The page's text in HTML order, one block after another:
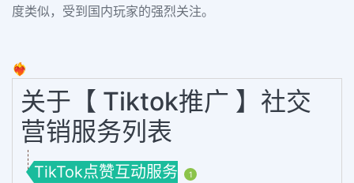
度类似，受到国内玩家的强烈关注。
❤️‍🔥
关于【 Tiktok推广 】社交
营销服务列表
TikTok点赞互动服务 1